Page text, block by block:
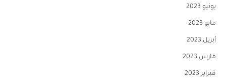
يونيو 2023
مايو 2023
أبريل 2023
مارس 2023
فبراير 2023